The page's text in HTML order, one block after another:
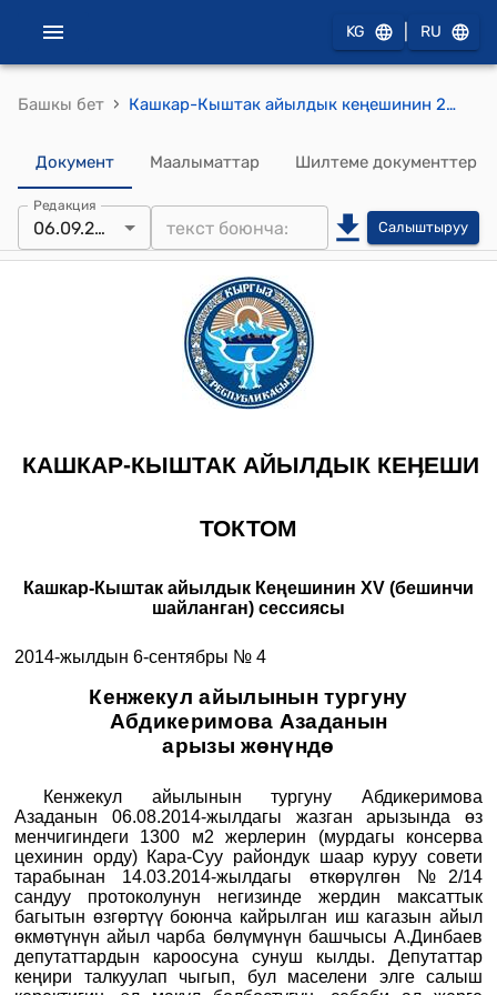
KG RU
Башкы бет › Кашкар-Кыштак айылдык кеңешинин 2014-жылдын 6-сентябрындагы № 4 "Кенжекул айылынын тургуну Абдикеримова Азаданын арызы жөнүндө" токтому
Документ Маалыматтар Шилтеме документтер
Редакция
06.09.2014 Салыштыруу